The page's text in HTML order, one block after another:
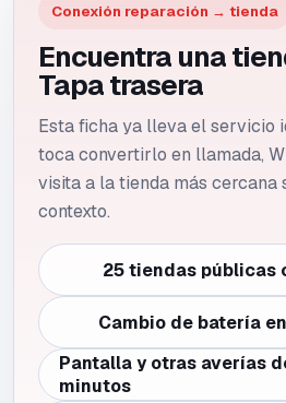
Conexión reparación → tienda
Encuentra una
Tapa trasera
Esta ficha ya lleva el servicio
toca convertirlo en llamada,
visita a la tienda más cercana
contexto.
25 tiendas públicas
Cambio de batería
Pantalla y otras averías
minutos